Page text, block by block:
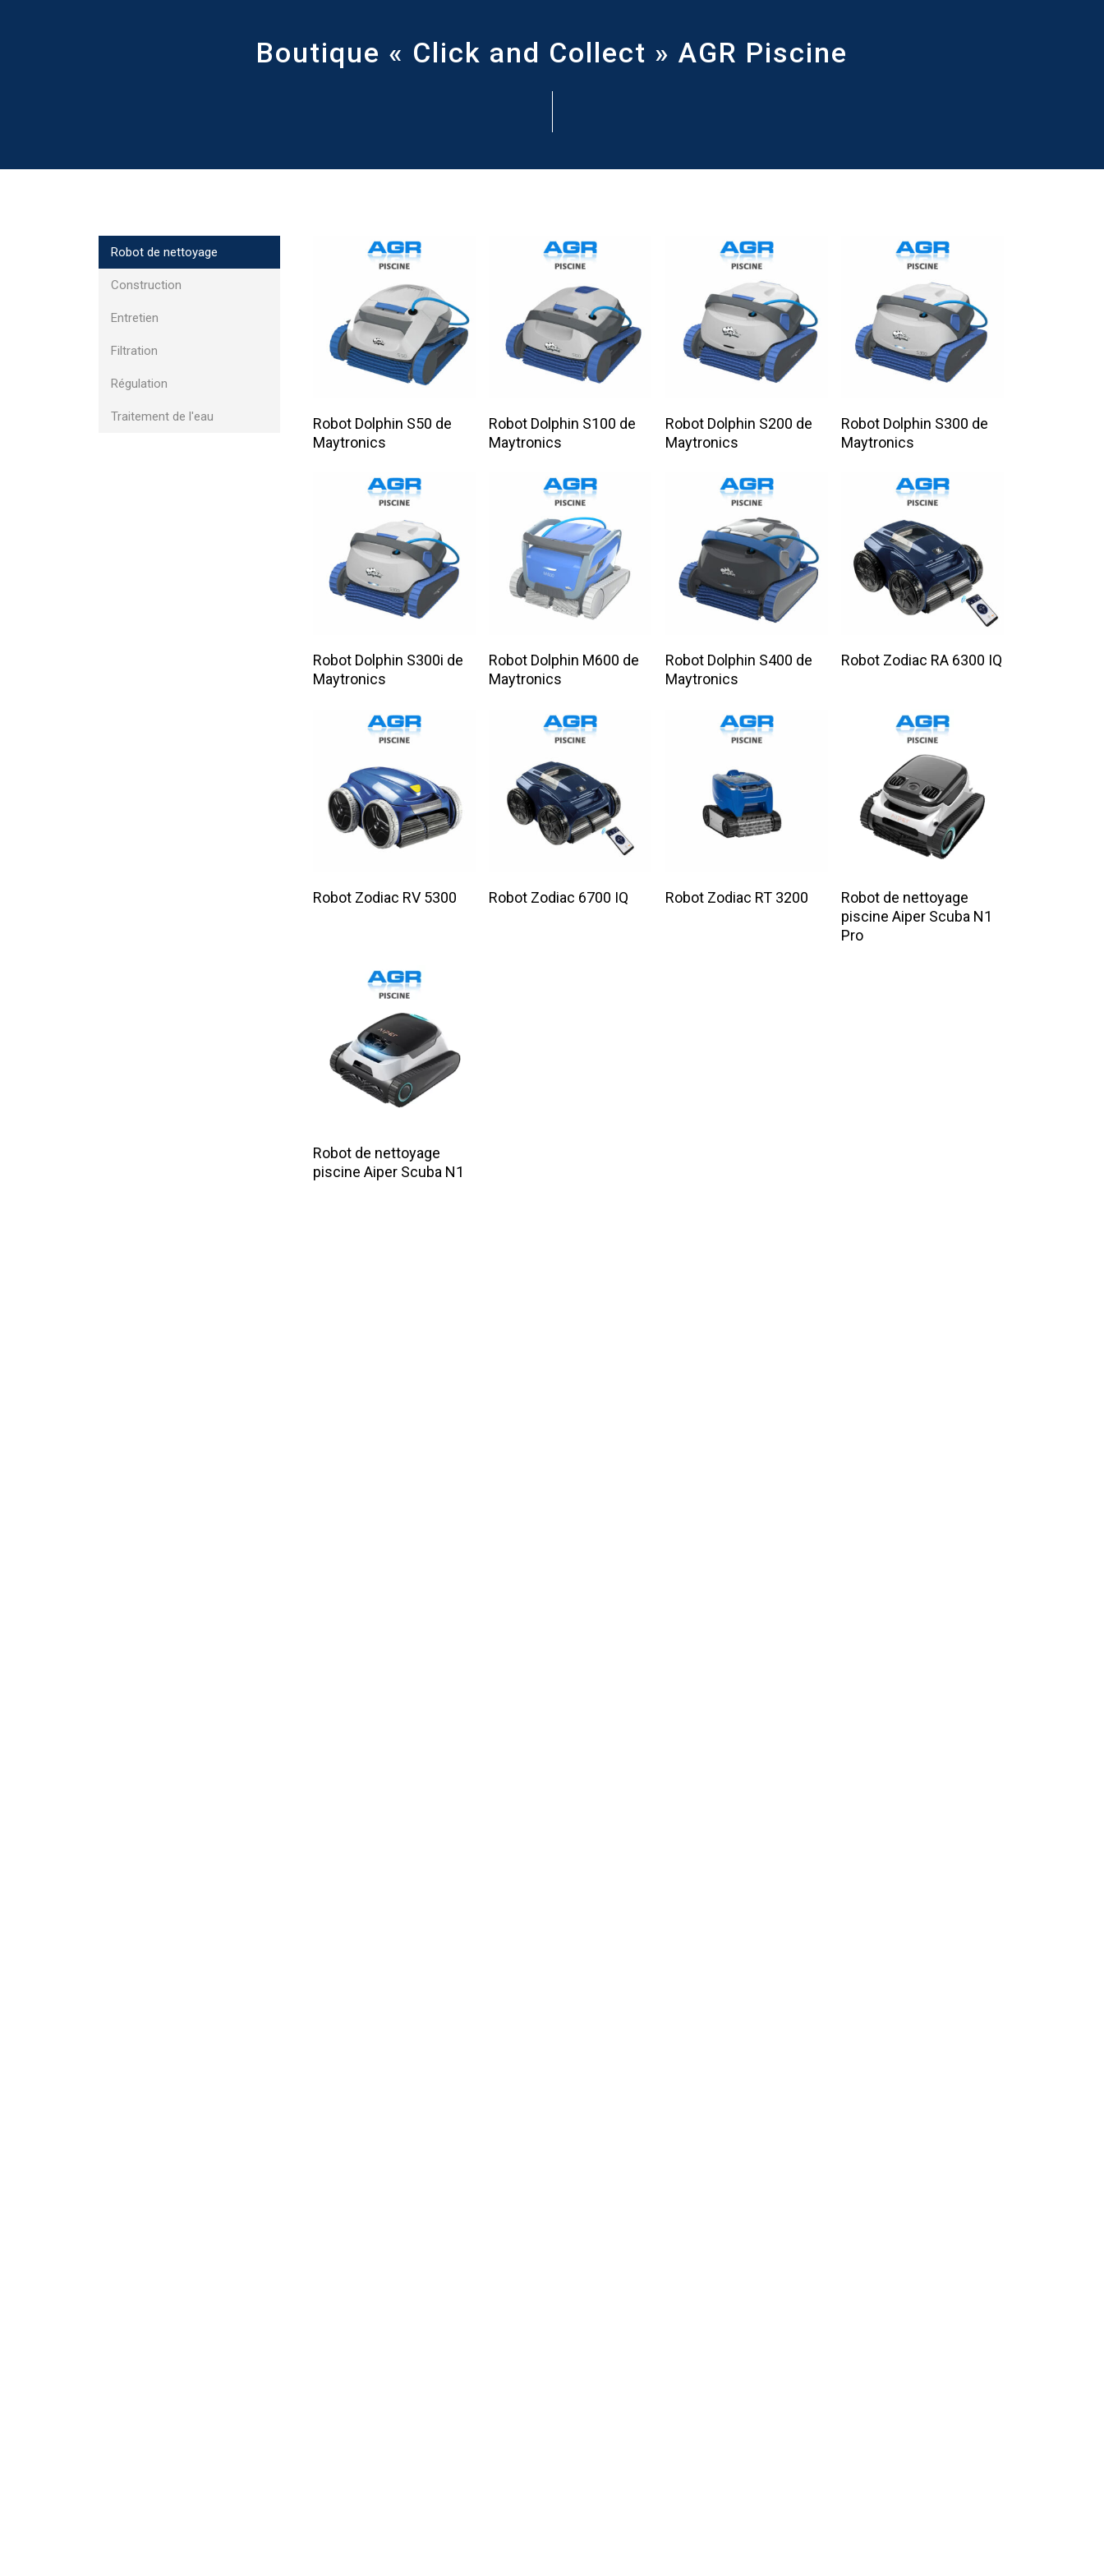
Boutique « Click and Collect » AGR Piscine
Robot de nettoyage
Construction
Entretien
Filtration
Régulation
Traitement de l'eau Lire La Suite
Robot Dolphin S50 de
Maytronics
Lire La Suite
Robot Dolphin S100 de
Maytronics
Lire La Suite
Robot Dolphin S200 de
Maytronics
Lire La Suite
Robot Dolphin S300 de
Maytronics
Lire La Suite
Robot Dolphin S300i de
Maytronics
Lire La Suite
Robot Dolphin M600 de
Maytronics
Lire La Suite
Robot Dolphin S400 de
Maytronics
Lire La Suite
Robot Zodiac RA 6300 IQ
Lire La Suite
Robot Zodiac RV 5300 Lire La Suite
Robot Zodiac 6700 IQ Lire La Suite
Robot Zodiac RT 3200
Robot de nettoyage
piscine Aiper Scuba N1
Pro
Lire La Suite
Robot de nettoyage
piscine Aiper Scuba N1